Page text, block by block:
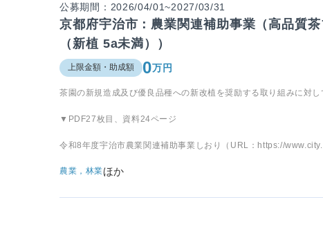
公募期間：2026/04/01~2027/03/31
京都府宇治市：農業関連補助事業（高品質
（新植 5a未満））
上限金額・助成額 0万円
茶園の新規造成及び優良品種への新改植を奨励する取り組みに対し
▼PDF27枚目、資料24ページ
令和8年度宇治市農業関連補助事業しおり（URL：https://
農業，林業ほか